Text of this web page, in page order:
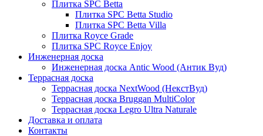
Плитка SPC Betta
Плитка SPC Betta Studio
Плитка SPC Betta Villa
Плитка Royce Grade
Плитка SPC Royce Enjoy
Инженерная доска
Инженерная доска Antic Wood (Антик Вуд)
Террасная доска
Террасная доска NextWood (НекстВуд)
Террасная доска Bruggan MultiColor
Террасная доска Legro Ultra Naturale
Доставка и оплата
Контакты